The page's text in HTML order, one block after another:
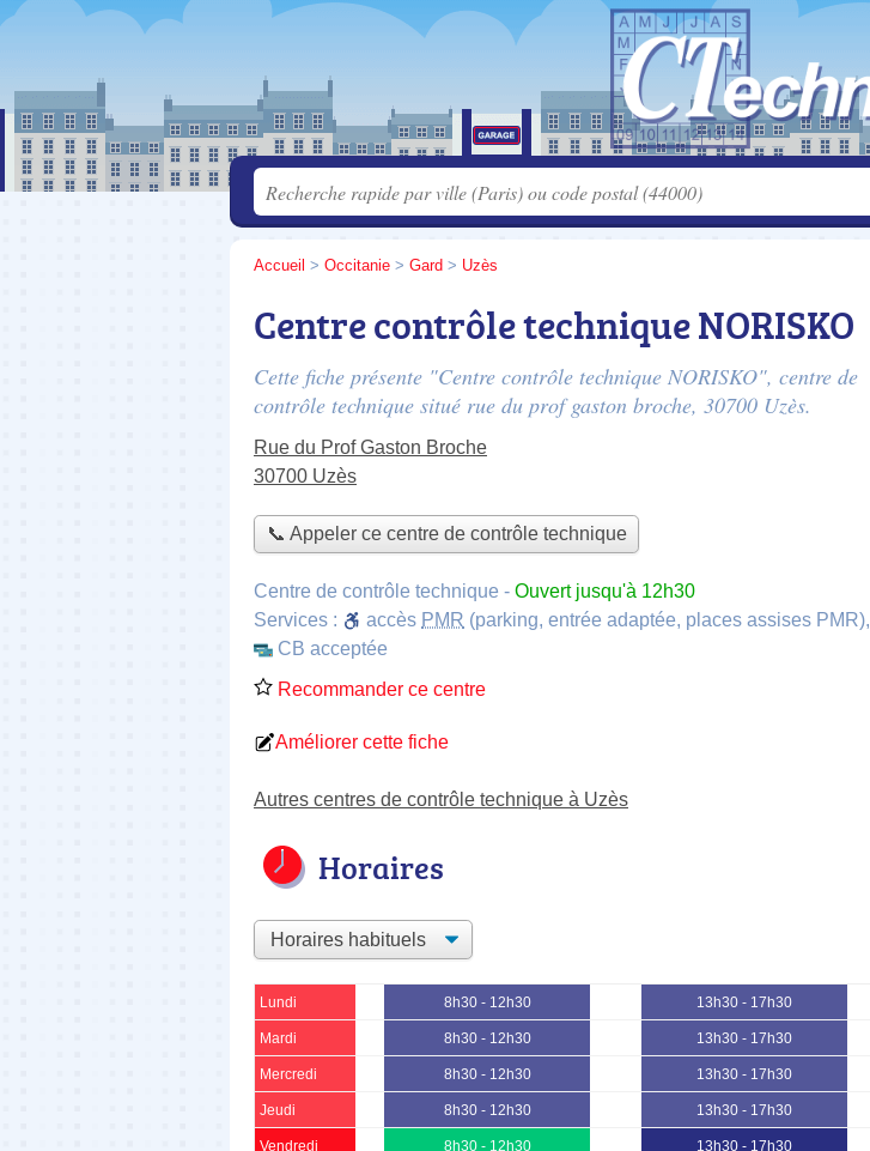
Accueil > Occitanie > Gard > Uzès
Centre contrôle technique NORISKO
Cette fiche présente "Centre contrôle technique NORISKO", centre de
contrôle technique situé rue du prof gaston broche, 30700 Uzès.
Rue du Prof Gaston Broche
30700 Uzès
📞 Appeler ce centre de contrôle technique
Centre de contrôle technique - Ouvert jusqu'à 12h30
Services :
accès PMR (parking, entrée adaptée, places assises PMR),
CB acceptée
Recommander ce centre
Améliorer cette fiche
Autres centres de contrôle technique à Uzès
Horaires
Lundi 8h30 - 12h30 13h30 - 17h30
Mardi 8h30 - 12h30 13h30 - 17h30
Mercredi 8h30 - 12h30 13h30 - 17h30
Jeudi 8h30 - 12h30 13h30 - 17h30
Vendredi 8h30 - 12h30 13h30 - 17h30